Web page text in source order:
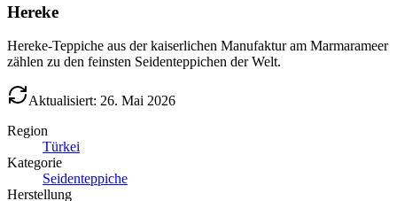
Hereke
Hereke-Teppiche aus der kaiserlichen Manufaktur am Marmarameer
zählen zu den feinsten Seidenteppichen der Welt.
Aktualisiert: 26. Mai 2026
Region
Türkei
Kategorie
Seidenteppiche
Herstellung